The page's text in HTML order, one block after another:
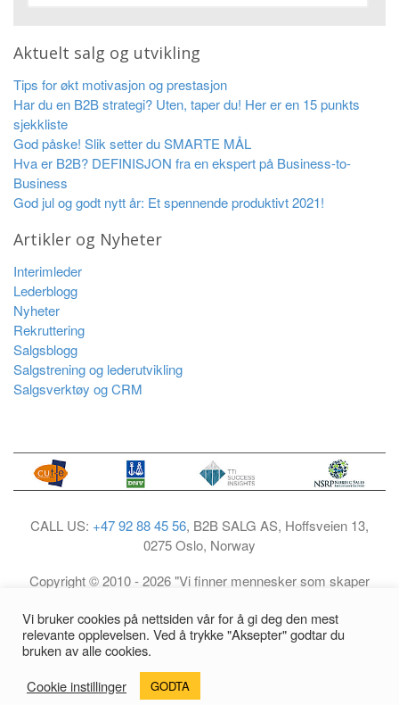
Aktuelt salg og utvikling
Tips for økt motivasjon og prestasjon
Har du en B2B strategi? Uten, taper du! Her er en 15 punkts
sjekkliste
God påske! Slik setter du SMARTE MÅL
Hva er B2B? DEFINISJON fra en ekspert på Business-to-
Business
God jul og godt nytt år: Et spennende produktivt 2021!
Artikler og Nyheter
Interimleder
Lederblogg
Nyheter
Rekruttering
Salgsblogg
Salgstrening og lederutvikling
Salgsverktøy og CRM
CALL US: +47 92 88 45 56, B2B SALG AS, Hoffsveien 13,
0275 Oslo, Norway
Copyright © 2010 - 2026 "Vi finner mennesker som skaper
Personvernerklæring og samtykke til bruk av data hos B2B
Vi bruker cookies på nettsiden vår for å gi deg den mest
relevante opplevelsen. Ved å trykke "Aksepter" godtar du
bruken av alle cookies.
Cookie instillinger
GODTA